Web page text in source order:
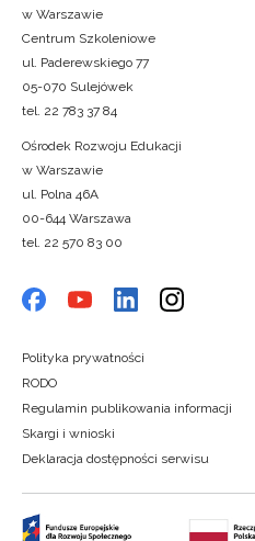
w Warszawie
Centrum Szkoleniowe
ul. Paderewskiego 77
05-070 Sulejówek
tel. 22 783 37 84
Ośrodek Rozwoju Edukacji
w Warszawie
ul. Polna 46A
00-644 Warszawa
tel. 22 570 83 00
Polityka prywatności
RODO
Regulamin publikowania informacji
Skargi i wnioski
Deklaracja dostępności serwisu